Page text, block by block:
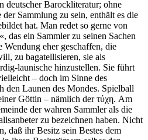
deutscher Barockliteratur; ohne
der Sammlung zu sein, enthält es die
hat. Man redet so gerne von
das ein Sammler zu seinen Sachen
Wendung eher geschaffen, die
zu bagatellisieren, sie als
launische hinzustellen. Sie führt
– doch im Sinne des
den Launen des Mondes. Spielball
Göttin – nämlich der τύχη. Am
der wahren Sammler als die
zu bezeichnen haben. Nicht
daß ihr Besitz sein Bestes dem